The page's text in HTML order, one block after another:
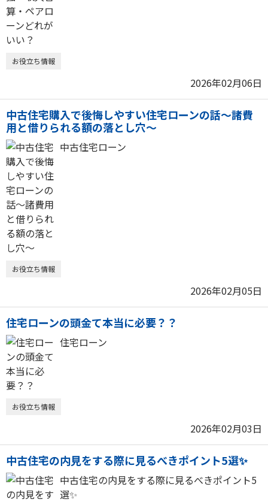
お役立ち情報
2026年02月06日
中古住宅購入で後悔しやすい住宅ローンの話～諸費
用と借りられる額の落とし穴～
中古住宅ローン
お役立ち情報
2026年02月05日
住宅ローンの頭金て本当に必要？？
住宅ローン
お役立ち情報
2026年02月03日
中古住宅の内見をする際に見るべきポイント5選✨
中古住宅の内見をする際に見るべきポイント5
選✨